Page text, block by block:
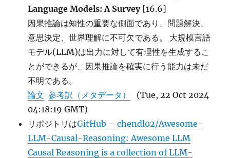
Language Models: A Survey [16.6]
因果推論は知性の重要な側面であり、問題解決、
意思決定、世界理解に不可欠である。 大規模言語
モデル(LLM)は出力に対して有理性を生成するこ
とができるが、因果推論を確実に行う能力は未だ
不明である。
論文 参考訳（メタデータ）
(Tue, 22 Oct 2024
04:18:19 GMT)
リポジトリはGitHub – chendl02/Awesome-
LLM-Causal-Reasoning: Awesome LLM
Causal Reasoning is a collection of LLM-